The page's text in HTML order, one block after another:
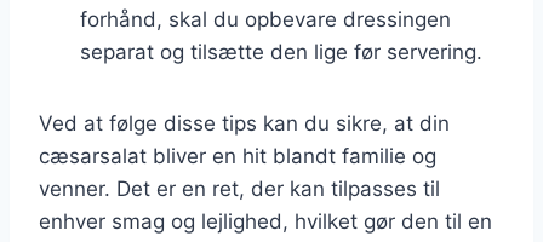
forhånd, skal du opbevare dressingen
separat og tilsætte den lige før servering.
Ved at følge disse tips kan du sikre, at din
cæsarsalat bliver en hit blandt familie og
venner. Det er en ret, der kan tilpasses til
enhver smag og lejlighed, hvilket gør den til en